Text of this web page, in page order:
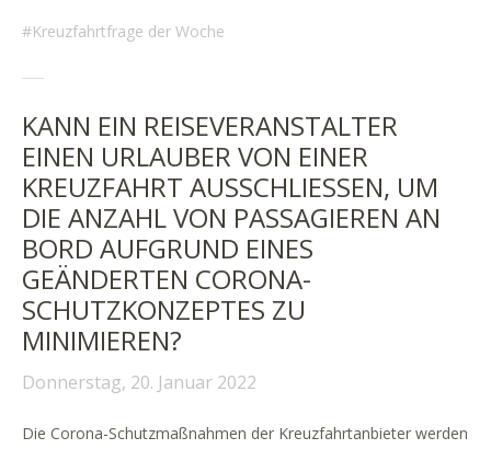
Kreuzfahrtfrage der Woche
KANN EIN REISEVERANSTALTER
EINEN URLAUBER VON EINER
KREUZFAHRT AUSSCHLIESSEN, UM D
IE ANZAHL VON PASSAGIEREN AN B
ORD AUFGRUND EINES G
EÄNDERTEN CORONA-S
CHUTZKONZEPTES ZU M
INIMIEREN?
Donnerstag, 20. Januar 2022
Die Corona-Schutzmaßnahmen der Kreuzfahrtanbieter werden